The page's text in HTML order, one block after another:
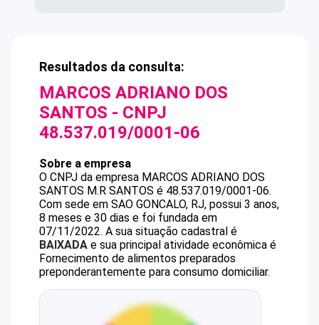
Resultados da consulta:
MARCOS ADRIANO DOS
SANTOS - CNPJ
48.537.019/0001-06
Sobre a empresa
O CNPJ da empresa MARCOS ADRIANO DOS
SANTOS M.R SANTOS é 48.537.019/0001-06.
Com sede em SAO GONCALO, RJ, possui 3 anos,
8 meses e 30 dias e foi fundada em
07/11/2022. A sua situação cadastral é
BAIXADA e sua principal atividade econômica é
Fornecimento de alimentos preparados
preponderantemente para consumo domiciliar.